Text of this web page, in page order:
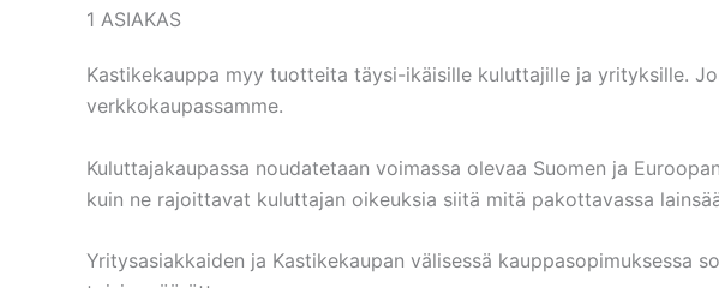
1 ASIAKAS
Kastikekauppa myy tuotteita täysi-ikäisille kuluttajille ja yrityksille.
verkkokaupassamme.
Kuluttajakaupassa noudatetaan voimassa olevaa Suomen ja
kuin ne rajoittavat kuluttajan oikeuksia siitä mitä pakottavassa
Yritysasiakkaiden ja Kastikekaupan välisessä kauppasopimuksessa